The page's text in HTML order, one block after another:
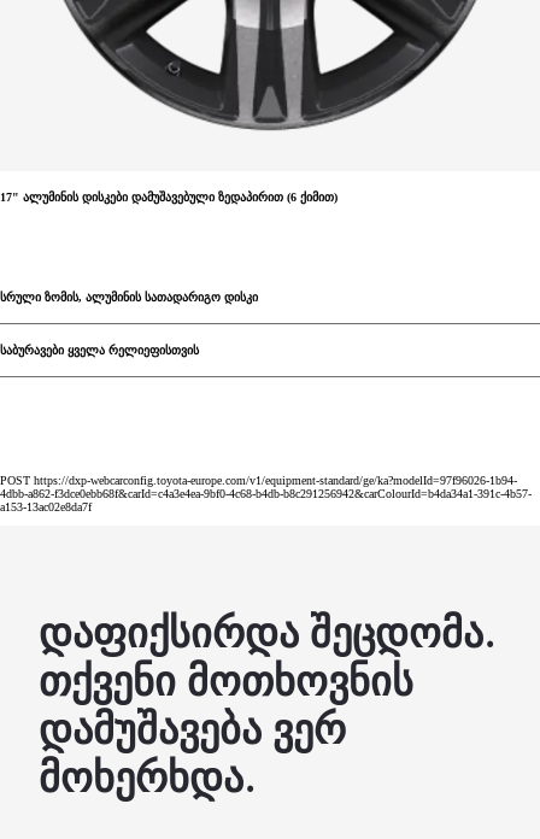
17" ალუმინის დისკები დამუშავებული ზედაპირით (6 ქიმით)
სრული ზომის, ალუმინის სათადარიგო დისკი
საბურავები ყველა რელიეფისთვის
POST https://dxp-webcarconfig.toyota-europe.com/v1/equipment-standard/ge/ka?modelId=97f96026-1b94-
4dbb-a862-f3dce0ebb68f&carId=c4a3e4ea-9bf0-4c68-b4db-b8c291256942&carColourId=b4da34a1-391c-4b57-
a153-13ac02e8da7f
დაფიქსირდა შეცდომა.
თქვენი მოთხოვნის
დამუშავება ვერ
მოხერხდა.